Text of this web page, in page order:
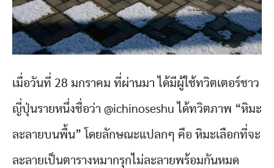
เมื่อวันที่ 28 มกราคม ที่ผ่านมา ได้มีผู้ใช้ทวิตเตอร์ชาว
ญี่ปุ่นรายหนึ่งชื่อว่า @ichinoseshu ได้ทวิตภาพ “หิมะ
ละลายบนพื้น” โดยลักษณะแปลกๆ คือ หิมะเลือกที่จะ
ละลายเป็นตารางหมากรุกไม่ละลายพร้อมกันหมด